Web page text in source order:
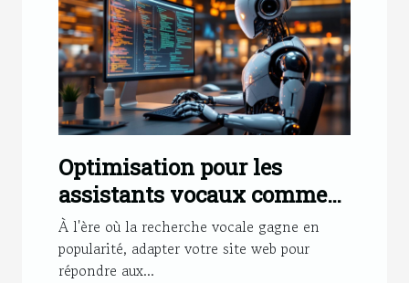
Optimisation pour les
assistants vocaux comment
préparer votre site
À l'ère où la recherche vocale gagne en
popularité, adapter votre site web pour
répondre aux...